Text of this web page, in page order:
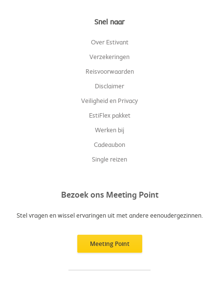
Snel naar
Over Estivant
Verzekeringen
Reisvoorwaarden
Disclaimer
Veiligheid en Privacy
EstiFlex pakket
Werken bij
Cadeaubon
Single reizen
Bezoek ons Meeting Point
Stel vragen en wissel ervaringen uit met andere eenoudergezinnen.
Meeting Point